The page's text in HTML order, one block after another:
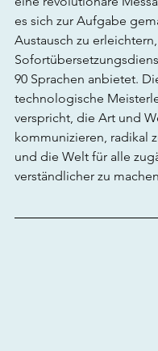
es sich zur Aufgabe
Austausch zu
90 Sprachen anbietet.
technologische
verspricht, die Art und
kommunizieren, radikal
und die Welt für alle
verständlicher zu